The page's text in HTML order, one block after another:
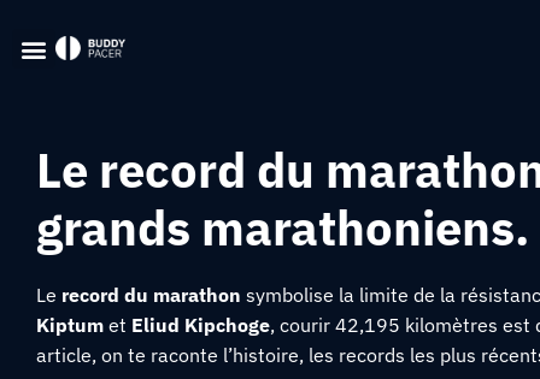
Le record du
grands marathoniens.
Le record du marathon symbolise la limite de la
Kiptum et Eliud Kipchoge, courir 42,195 kilomètres est
article, on te raconte l’histoire, les records les plus